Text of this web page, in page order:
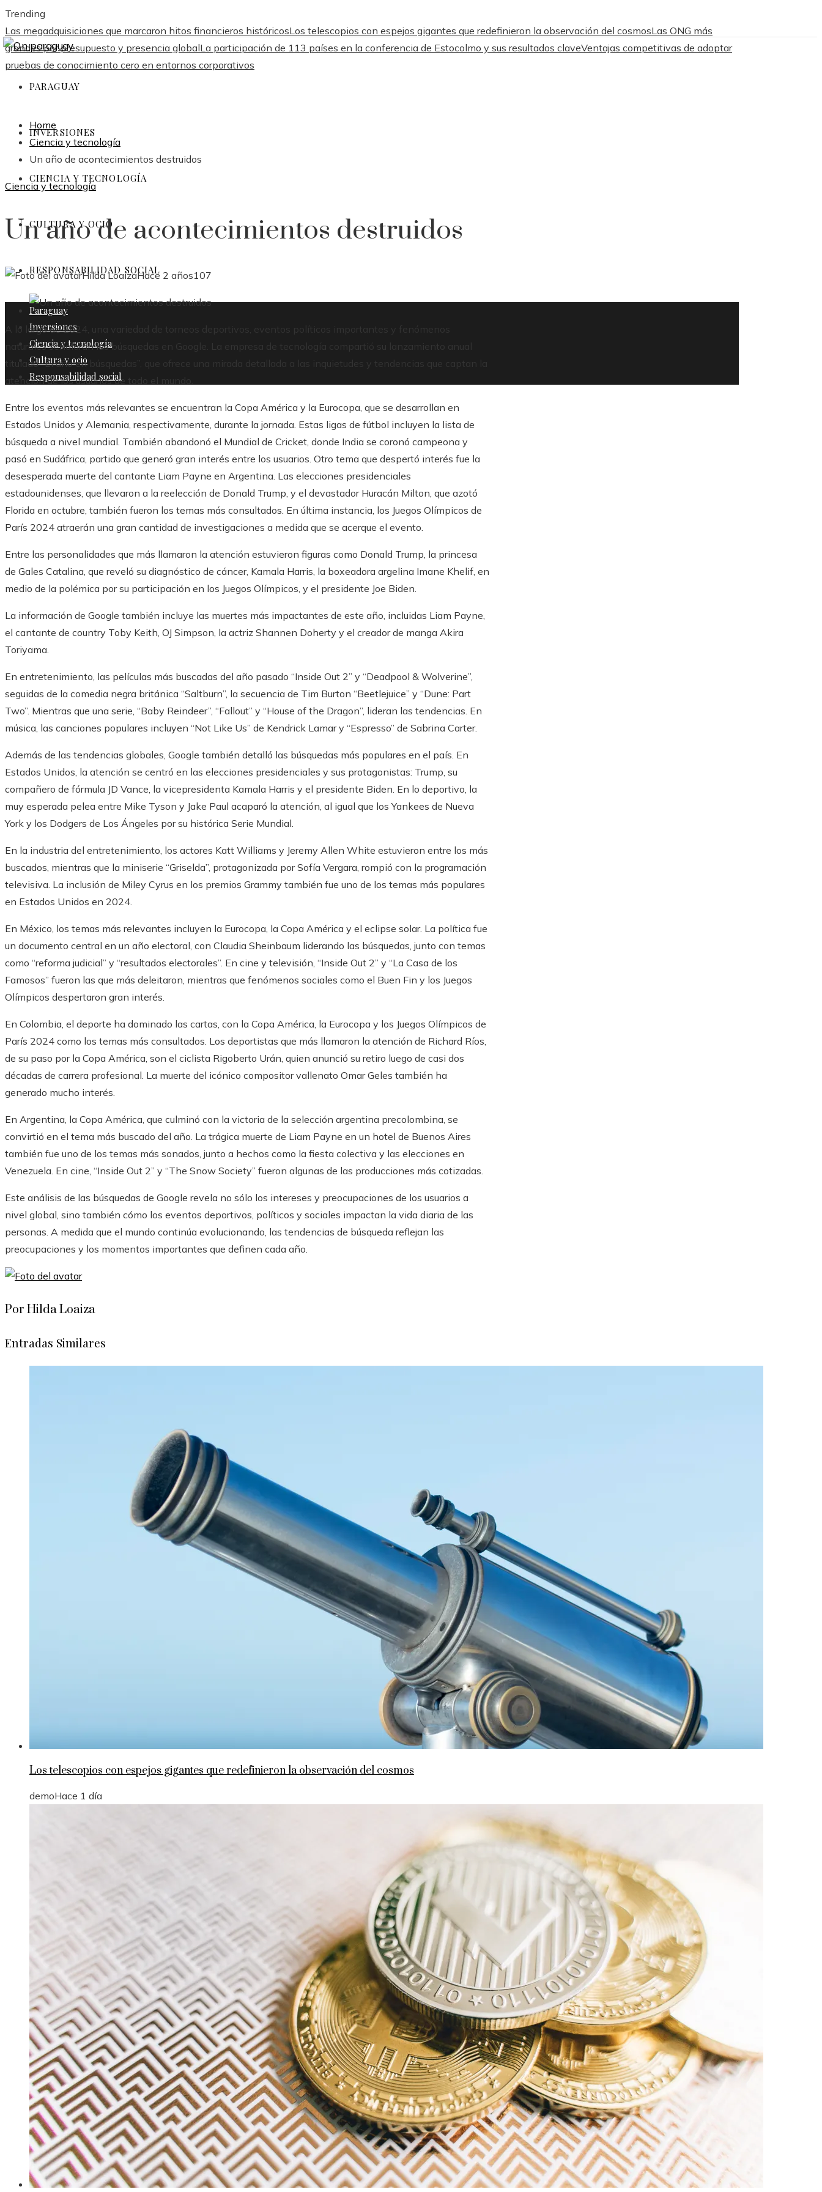
Trending
Las megadquisiciones que marcaron hitos financieros históricosLos telescopios con espejos gigantes que redefinieron la observación del cosmosLas ONG más
grandes por presupuesto y presencia globalLa participación de 113 países en la conferencia de Estocolmo y sus resultados claveVentajas competitivas de adoptar
pruebas de conocimiento cero en entornos corporativos
PARAGUAY
INVERSIONES
CIENCIA Y TECNOLOGÍA
CULTURA Y OCIO
RESPONSABILIDAD SOCIAL
Paraguay
Inversiones
Ciencia y tecnología
Cultura y ocio
Responsabilidad social
Home
Ciencia y tecnología
Un año de acontecimientos destruidos
Ciencia y tecnología
Un año de acontecimientos destruidos
Hilda LoaizaHace 2 años107
A lo largo de 2024, una variedad de torneos deportivos, eventos políticos importantes y fenómenos
naturales señalarán las búsquedas en Google. La empresa de tecnología compartió su lanzamiento anual
titulado “El año en búsquedas”, que ofrece una mirada detallada a las inquietudes y tendencias que captan la
atención de los usuarios de todo el mundo.
Entre los eventos más relevantes se encuentran la Copa América y la Eurocopa, que se desarrollan en
Estados Unidos y Alemania, respectivamente, durante la jornada. Estas ligas de fútbol incluyen la lista de
búsqueda a nivel mundial. También abandonó el Mundial de Cricket, donde India se coronó campeona y
pasó en Sudáfrica, partido que generó gran interés entre los usuarios. Otro tema que despertó interés fue la
desesperada muerte del cantante Liam Payne en Argentina. Las elecciones presidenciales
estadounidenses, que llevaron a la reelección de Donald Trump, y el devastador Huracán Milton, que azotó
Florida en octubre, también fueron los temas más consultados. En última instancia, los Juegos Olímpicos de
París 2024 atraerán una gran cantidad de investigaciones a medida que se acerque el evento.
Entre las personalidades que más llamaron la atención estuvieron figuras como Donald Trump, la princesa
de Gales Catalina, que reveló su diagnóstico de cáncer, Kamala Harris, la boxeadora argelina Imane Khelif, en
medio de la polémica por su participación en los Juegos Olímpicos, y el presidente Joe Biden.
La información de Google también incluye las muertes más impactantes de este año, incluidas Liam Payne,
el cantante de country Toby Keith, OJ Simpson, la actriz Shannen Doherty y el creador de manga Akira
Toriyama.
En entretenimiento, las películas más buscadas del año pasado “Inside Out 2” y “Deadpool & Wolverine”,
seguidas de la comedia negra británica “Saltburn”, la secuencia de Tim Burton “Beetlejuice” y “Dune: Part
Two”. Mientras que una serie, “Baby Reindeer”, “Fallout” y “House of the Dragon”, lideran las tendencias. En
música, las canciones populares incluyen “Not Like Us” de Kendrick Lamar y “Espresso” de Sabrina Carter.
Además de las tendencias globales, Google también detalló las búsquedas más populares en el país. En
Estados Unidos, la atención se centró en las elecciones presidenciales y sus protagonistas: Trump, su
compañero de fórmula JD Vance, la vicepresidenta Kamala Harris y el presidente Biden. En lo deportivo, la
muy esperada pelea entre Mike Tyson y Jake Paul acaparó la atención, al igual que los Yankees de Nueva
York y los Dodgers de Los Ángeles por su histórica Serie Mundial.
En la industria del entretenimiento, los actores Katt Williams y Jeremy Allen White estuvieron entre los más
buscados, mientras que la miniserie “Griselda”, protagonizada por Sofía Vergara, rompió con la programación
televisiva. La inclusión de Miley Cyrus en los premios Grammy también fue uno de los temas más populares
en Estados Unidos en 2024.
En México, los temas más relevantes incluyen la Eurocopa, la Copa América y el eclipse solar. La política fue
un documento central en un año electoral, con Claudia Sheinbaum liderando las búsquedas, junto con temas
como “reforma judicial” y “resultados electorales”. En cine y televisión, “Inside Out 2” y “La Casa de los
Famosos” fueron las que más deleitaron, mientras que fenómenos sociales como el Buen Fin y los Juegos
Olímpicos despertaron gran interés.
En Colombia, el deporte ha dominado las cartas, con la Copa América, la Eurocopa y los Juegos Olímpicos de
París 2024 como los temas más consultados. Los deportistas que más llamaron la atención de Richard Ríos,
de su paso por la Copa América, son el ciclista Rigoberto Urán, quien anunció su retiro luego de casi dos
décadas de carrera profesional. La muerte del icónico compositor vallenato Omar Geles también ha
generado mucho interés.
En Argentina, la Copa América, que culminó con la victoria de la selección argentina precolombina, se
convirtió en el tema más buscado del año. La trágica muerte de Liam Payne en un hotel de Buenos Aires
también fue uno de los temas más sonados, junto a hechos como la fiesta colectiva y las elecciones en
Venezuela. En cine, “Inside Out 2” y “The Snow Society” fueron algunas de las producciones más cotizadas.
Este análisis de las búsquedas de Google revela no sólo los intereses y preocupaciones de los usuarios a
nivel global, sino también cómo los eventos deportivos, políticos y sociales impactan la vida diaria de las
personas. A medida que el mundo continúa evolucionando, las tendencias de búsqueda reflejan las
preocupaciones y los momentos importantes que definen cada año.
Por Hilda Loaiza
Entradas Similares
Los telescopios con espejos gigantes que redefinieron la observación del cosmos
demoHace 1 día